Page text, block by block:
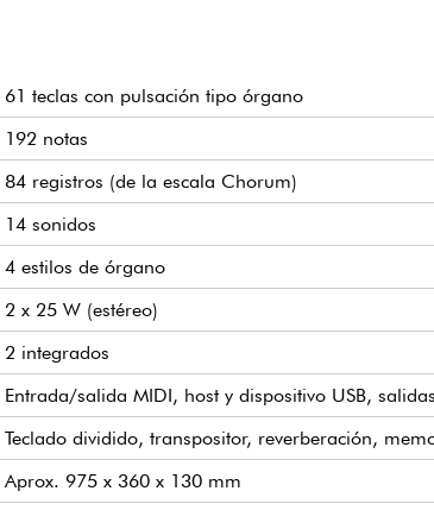
61 teclas con pulsación tipo órgano
192 notas
84 registros (de la escala Chorum)
14 sonidos
4 estilos de órgano
2 x 25 W (estéreo)
2 integrados
Entrada/salida MIDI, host y dispositivo USB,
Teclado dividido, transpositor, reverberación,
Aprox. 975 x 360 x 130 mm